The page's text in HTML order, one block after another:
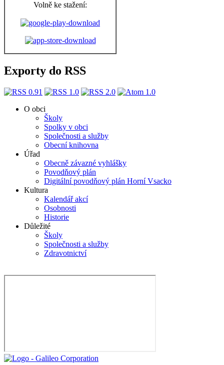
Volně ke stažení:
Exporty do RSS
O obci
Školy
Spolky v obci
Společnosti a služby
Obecní knihovna
Úřad
Obecně závazné vyhlášky
Povodňový plán
Digitální povodňový plán Horní Vsacko
Kultura
Kalendář akcí
Osobnosti
Historie
Důležité
Školy
Společnosti a služby
Zdravotnictví